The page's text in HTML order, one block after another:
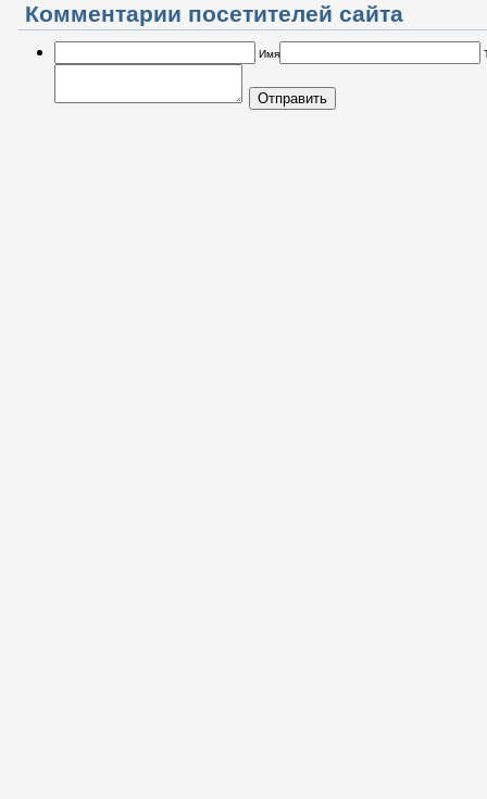
Комментарии посетителей сайта
Имя
Отправить